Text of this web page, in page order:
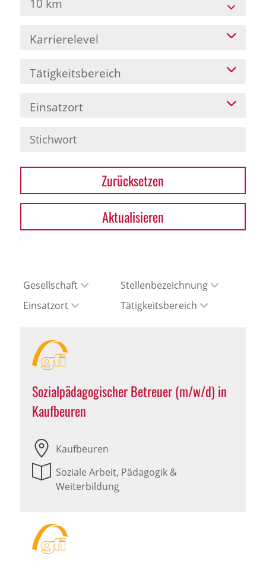
10 km
Karrierelevel
Tätigkeitsbereich
Einsatzort
Zurücksetzen
Aktualisieren
Gesellschaft
Stellenbezeichnung
Einsatzort
Tätigkeitsbereich
Sozialpädagogischer Betreuer (m/w/d) in
Kaufbeuren
Kaufbeuren
Soziale Arbeit, Pädagogik &
Weiterbildung